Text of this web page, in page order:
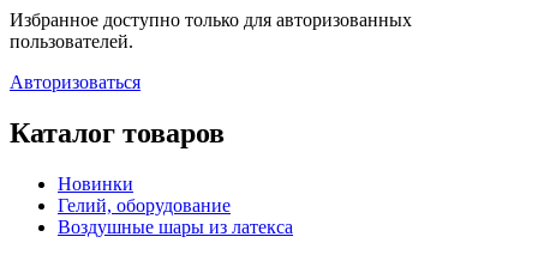
Избранное доступно только для авторизованных
пользователей.
Авторизоваться
Каталог товаров
Новинки
Гелий, оборудование
Воздушные шары из латекса